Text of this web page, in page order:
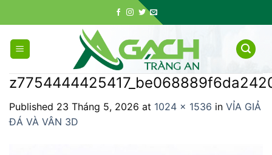
to
content
Published 23 Tháng 5, 2026 at 1024 × 1536 in VỈA GIẢ
ĐÁ VÀ VÂN 3D